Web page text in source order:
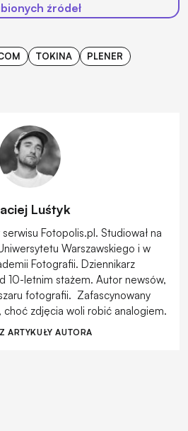
źródeł
TOKINA
PLENER
Luśtyk
Fotopolis.pl. Studiował na
Warszawskiego i w
Fotografii. Dziennikarz
10-letnim stażem. Autor newsów,
fotografii. Zafascynowany
zdjęcia woli robić analogiem.
ARTYKUŁY AUTORA